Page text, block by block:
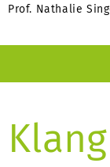
Prof. Nathalie